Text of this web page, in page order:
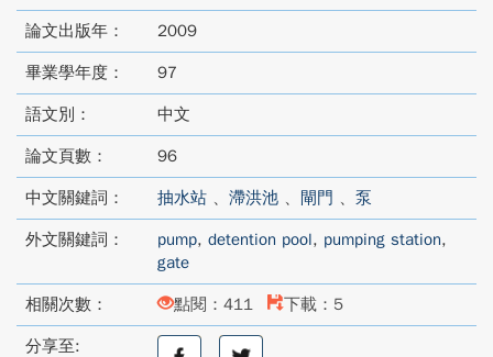
論文出版年： 2009
畢業學年度： 97
語文別： 中文
論文頁數： 96
中文關鍵詞： 抽水站 、 滯洪池 、 閘門 、 泵
外文關鍵詞： pump, detention pool, pumping station,
gate
相關次數： 點閱：411 下載：5
分享至:
分
分